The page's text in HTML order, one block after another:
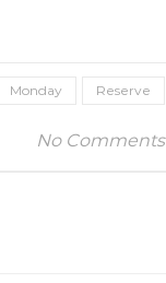
Monday Reserve
No Comments